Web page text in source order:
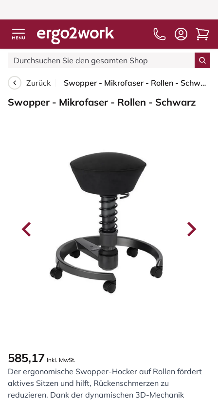
Zurück Swopper - Mikrofaser - Rollen - Schwarz
Swopper - Mikrofaser - Rollen - Schwarz
585,17 Inkl. MwSt.
Der ergonomische Swopper-Hocker auf Rollen fördert
aktives Sitzen und hilft, Rückenschmerzen zu
reduzieren. Dank der dynamischen 3D-Mechanik